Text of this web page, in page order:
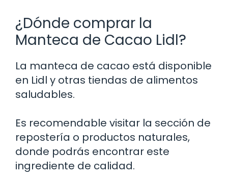
¿Dónde comprar la
Manteca de Cacao Lidl?
La manteca de cacao está disponible
en Lidl y otras tiendas de alimentos
saludables.
Es recomendable visitar la sección de
repostería o productos naturales,
donde podrás encontrar este
ingrediente de calidad.